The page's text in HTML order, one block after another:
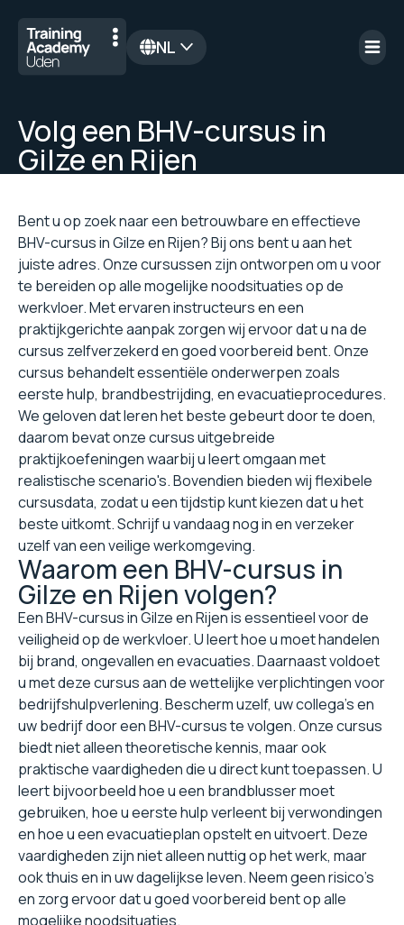
NL
Volg een BHV-cursus in
Gilze en Rijen
Bent u op zoek naar een betrouwbare en effectieve
BHV-cursus in Gilze en Rijen? Bij ons bent u aan het
juiste adres. Onze cursussen zijn ontworpen om u voor
te bereiden op alle mogelijke noodsituaties op de
werkvloer. Met ervaren instructeurs en een
praktijkgerichte aanpak zorgen wij ervoor dat u na de
cursus zelfverzekerd en goed voorbereid bent. Onze
cursus behandelt essentiële onderwerpen zoals
eerste hulp, brandbestrijding, en evacuatieprocedures.
We geloven dat leren het beste gebeurt door te doen,
daarom bevat onze cursus uitgebreide
praktijkoefeningen waarbij u leert omgaan met
realistische scenario's. Bovendien bieden wij flexibele
cursusdata, zodat u een tijdstip kunt kiezen dat u het
beste uitkomt. Schrijf u vandaag nog in en verzeker
uzelf van een veilige werkomgeving.
Waarom een BHV-cursus in
Gilze en Rijen volgen?
Een BHV-cursus in Gilze en Rijen is essentieel voor de
veiligheid op de werkvloer. U leert hoe u moet handelen
bij brand, ongevallen en evacuaties. Daarnaast voldoet
u met deze cursus aan de wettelijke verplichtingen voor
bedrijfshulpverlening. Bescherm uzelf, uw collega's en
uw bedrijf door een BHV-cursus te volgen. Onze cursus
biedt niet alleen theoretische kennis, maar ook
praktische vaardigheden die u direct kunt toepassen. U
leert bijvoorbeeld hoe u een brandblusser moet
gebruiken, hoe u eerste hulp verleent bij verwondingen
en hoe u een evacuatieplan opstelt en uitvoert. Deze
vaardigheden zijn niet alleen nuttig op het werk, maar
ook thuis en in uw dagelijkse leven. Neem geen risico's
en zorg ervoor dat u goed voorbereid bent op alle
mogelijke noodsituaties.